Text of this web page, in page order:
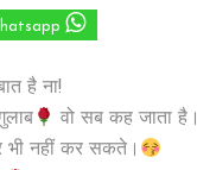
है ना!
वो सब कह जाता है।
भी नहीं कर सकते।